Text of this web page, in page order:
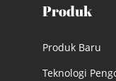
Produk
Produk Baru
Teknologi